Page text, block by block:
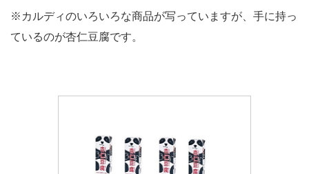
※カルディのいろいろな商品が写っていますが、手に持っ
ているのが杏仁豆腐です。